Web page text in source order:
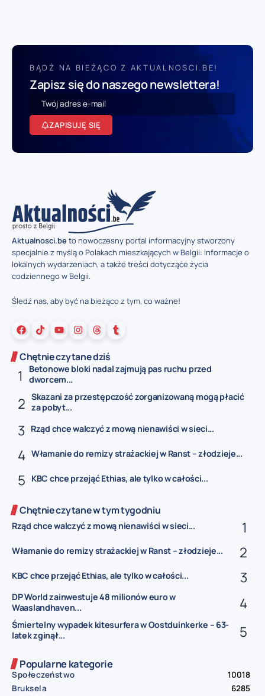
BĄDŹ NA BIEŻĄCO Z AKTUALNOSCI.BE!
Zapisz się do naszego newslettera!
ZAPISUJĘ SIĘ
Aktualnosci.beto nowoczesny portal informacyjny stworzony
specjalnie z myślą o Polakach mieszkających w Belgii: informacje o
lokalnych wydarzeniach, a także treści dotyczące życia
codziennego w Belgii.
Śledź nas, aby być na bieżąco z tym, co ważne!
Chętnie czytane dziś
Betonowe bloki nadal zajmują pas ruchu przed
dworcem...
Skazani za przestępczość zorganizowaną mogą płacić
za pobyt...
Rząd chce walczyć z mową nienawiści w sieci...
Włamanie do remizy strażackiej w Ranst – złodzieje...
KBC chce przejąć Ethias, ale tylko w całości...
Chętnie czytane w tym tygodniu
Rząd chce walczyć z mową nienawiści w sieci...
Włamanie do remizy strażackiej w Ranst – złodzieje...
KBC chce przejąć Ethias, ale tylko w całości...
DP World zainwestuje 48 milionów euro w
Waaslandhaven...
Śmiertelny wypadek kitesurfera w Oostduinkerke – 63-
latek zginął...
Popularne kategorie
Społeczeństwo
10018
Bruksela
6285